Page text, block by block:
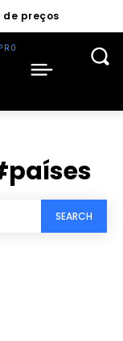
de preços
SEARCH